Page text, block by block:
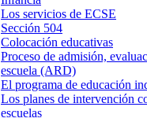
Los servicios de ECSE
Sección 504
Colocación educativas
Proceso de admisión,
escuela (ARD)
El programa de educación
Los planes de intervención
escuelas